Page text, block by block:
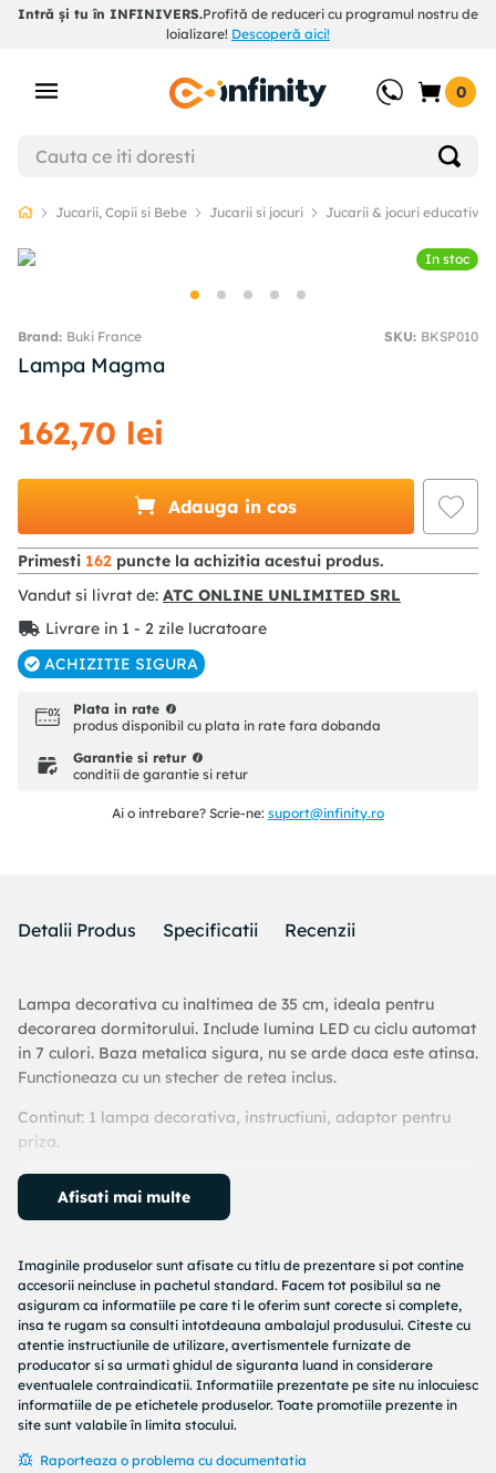
Intră și tu în INFINIVERS.Profită de reduceri cu programul nostru de
loializare! Descoperă aici!
0
Jucarii, Copii si Bebe Jucarii si jocuri Jucarii & jocuri educative
In stoc
Buki France SKU: BKSP010
Lampa Magma
162,70 lei
Adauga in cos
Primesti 162 puncte la achizitia acestui produs.
Vandut si livrat de: ATC ONLINE UNLIMITED SRL
Livrare in 1 - 2 zile lucratoare
ACHIZITIE SIGURA
Plata in rate
produs disponibil cu plata in rate fara dobanda
Garantie si retur
conditii de garantie si retur
Ai o intrebare? Scrie-ne: suport@infinity.ro
Detalii Produs Specificatii Recenzii
Lampa decorativa cu inaltimea de 35 cm, ideala pentru
decorarea dormitorului. Include lumina LED cu ciclu automat
in 7 culori. Baza metalica sigura, nu se arde daca este atinsa.
Functioneaza cu un stecher de retea inclus.
Continut: 1 lampa decorativa, instructiuni, adaptor pentru
priza.
Dimensiunile cutiei: 11.50 x 11.50 x 36.80 cm
Varsta recomandata: 14 ani+
Baterii: functioneaza cu adaptorul inclus.
Atentie: NUMAI PENTRU UZ INTERIOR. A nu se lasa la
indemana copiilor sub 14 ani. Aceasta este o lampa
decorativa, nu o jucarie. Cititi cu atentie instructiunile inainte
de utilizare. Sursa de lumina si sursa de caldura nu pot fi
inlocuite.
Afisati mai multe
Imaginile produselor sunt afisate cu titlu de prezentare si pot contine
accesorii neincluse in pachetul standard. Facem tot posibilul sa ne
asiguram ca informatiile pe care ti le oferim sunt corecte si complete,
insa te rugam sa consulti intotdeauna ambalajul produsului. Citeste cu
atentie instructiunile de utilizare, avertismentele furnizate de
producator si sa urmati ghidul de siguranta luand in considerare
eventualele contraindicatii. Informatiile prezentate pe site nu inlocuiesc
informatiile de pe etichetele produselor. Toate promotiile prezente in
site sunt valabile în limita stocului.
Raporteaza o problema cu documentatia